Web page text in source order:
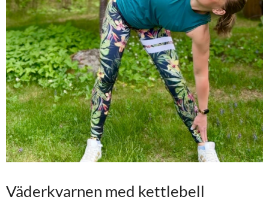
Väderkvarnen med kettlebell